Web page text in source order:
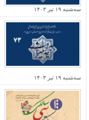
سه‌شنبه ۱۹ تیر ۱۴۰۳
سه‌شنبه ۱۹ تیر ۱۴۰۳